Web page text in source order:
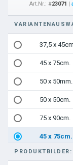
Art.Nr.: #23071 |
37,5 x 45cm
45 x 75cm.
50 x 50mm.
50 x 50cm.
75 x 90cm.
45 x
50x50cm.
PRODUKTBILDER: